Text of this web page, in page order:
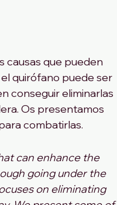
causas que pueden
quirófano puede ser
conseguir eliminarlas
Os presentamos
combatirlas.
can enhance the
going under the
on eliminating